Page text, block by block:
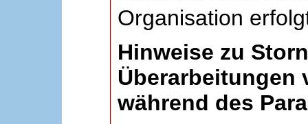
Organisation
Hinweise zu
Überarbeitungen
während des